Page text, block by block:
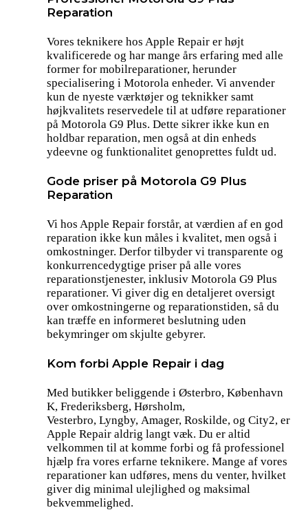
Reparation
Vores teknikere hos Apple Repair er højt
kvalificerede og har mange års erfaring med alle
former for mobilreparationer, herunder
specialisering i Motorola enheder. Vi anvender
kun de nyeste værktøjer og teknikker samt
højkvalitets reservedele til at udføre reparationer
på Motorola G9 Plus. Dette sikrer ikke kun en
holdbar reparation, men også at din enheds
ydeevne og funktionalitet genoprettes fuldt ud.
Gode priser på Motorola G9 Plus
Reparation
Vi hos Apple Repair forstår, at værdien af en god
reparation ikke kun måles i kvalitet, men også i
omkostninger. Derfor tilbyder vi transparente og
konkurrencedygtige priser på alle vores
reparationstjenester, inklusiv Motorola G9 Plus
reparationer. Vi giver dig en detaljeret oversigt
over omkostningerne og reparationstiden, så du
kan træffe en informeret beslutning uden
bekymringer om skjulte gebyrer.
Kom forbi Apple Repair i dag
Med butikker beliggende i Østerbro, København
K, Frederiksberg, Hørsholm,
Vesterbro, Lyngby, Amager, Roskilde, og City2, er
Apple Repair aldrig langt væk. Du er altid
velkommen til at komme forbi og få professionel
hjælp fra vores erfarne teknikere. Mange af vores
reparationer kan udføres, mens du venter, hvilket
giver dig minimal ulejlighed og maksimal
bekvemmelighed.